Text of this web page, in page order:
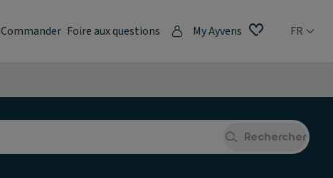
Commander Foire aux questions My Ayvens FR
Rechercher